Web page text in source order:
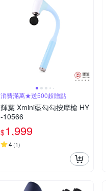
消費滿萬★送500超贈點
輝葉 Xmini藍勾勾按摩槍 HY
-10566
$1,999
4(1)